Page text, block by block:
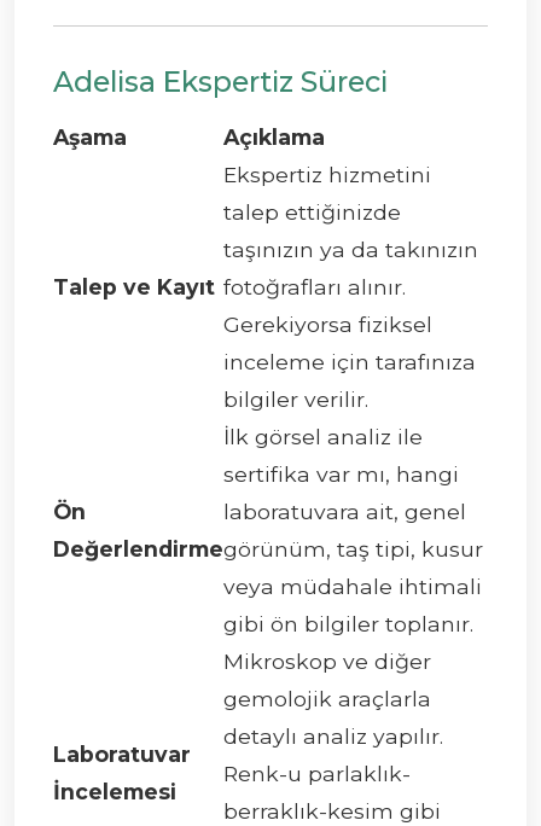
Adelisa Ekspertiz Süreci
Aşama Açıklama
Talep ve Kayıt
Ekspertiz hizmetini
talep ettiğinizde
taşınızın ya da takınızın
fotoğrafları alınır.
Gerekiyorsa fiziksel
inceleme için tarafınıza
bilgiler verilir.
Ön
Değerlendirme
İlk görsel analiz ile
sertifika var mı, hangi
laboratuvara ait, genel
görünüm, taş tipi, kusur
veya müdahale ihtimali
gibi ön bilgiler toplanır.
Laboratuvar
İncelemesi
Mikroskop ve diğer
gemolojik araçlarla
detaylı analiz yapılır.
Renk-u parlaklık-
berraklık-kesim gibi